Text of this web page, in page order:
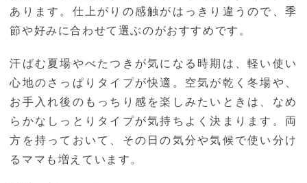
あります。仕上がりの感触がはっきり違うので、季
節や好みに合わせて選ぶのがおすすめです。
汗ばむ夏場やべたつきが気になる時期は、軽い使い
心地のさっぱりタイプが快適。空気が乾く冬場や、
お手入れ後のもっちり感を楽しみたいときは、なめ
らかなしっとりタイプが気持ちよく決まります。両
方を持っておいて、その日の気分や気候で使い分け
るママも増えています。